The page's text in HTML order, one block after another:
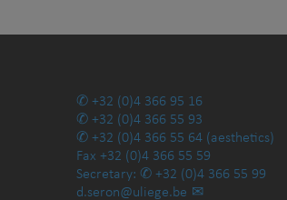
+32 (0)4 366 95 16
+32 (0)4 366 55 93
+32 (0)4 366 55 64 (aesthetics)
Fax +32 (0)4 366 55 59
Secretary:
+32 (0)4 366 55 99
d.seron@uliege.be